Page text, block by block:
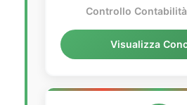
Controllo
Visualizza